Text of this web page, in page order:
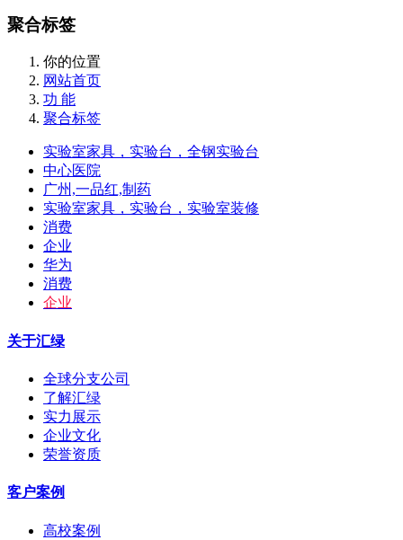
聚合标签
你的位置
网站首页
功 能
聚合标签
实验室家具，实验台，全钢实验台
中心医院
广州,一品红,制药
实验室家具，实验台，实验室装修
消费
企业
华为
消费
企业
关于汇绿
全球分支公司
了解汇绿
实力展示
企业文化
荣誉资质
客户案例
高校案例